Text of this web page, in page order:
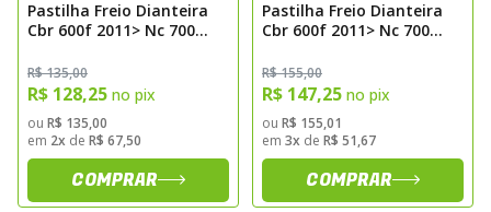
Pastilha Freio Dianteira
Cbr 600f 2011> Nc 700
Carbon Fischer Fj1970c
R$ 135,00
R$ 128,25 no pix
ou R$ 135,00
em 2x de R$ 67,50
COMPRAR
Pastilha Freio Dianteira
Cbr 600f 2011> Nc 700
Ceramic Sinterizada
Fischer Fj1970pc
R$ 155,00
R$ 147,25 no pix
ou R$ 155,01
em 3x de R$ 51,67
COMPRAR